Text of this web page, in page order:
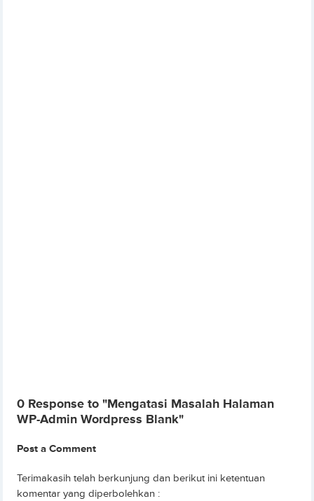
0 Response to "Mengatasi Masalah Halaman
WP-Admin Wordpress Blank"
Post a Comment
Terimakasih telah berkunjung dan berikut ini ketentuan
komentar yang diperbolehkan :